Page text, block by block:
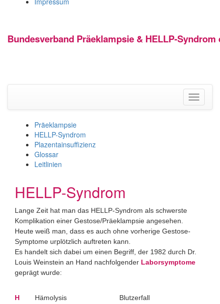
Bundesverband Präeklampsie & HELLP-Syndrom
Toggle
Präeklampsie
HELLP-Syndrom
Plazentainsuffizienz
Glossar
Leitlinien
HELLP-Syndrom
Lange Zeit hat man das HELLP-Syndrom als schwerste
Komplikation einer Gestose/Präeklampsie angesehen.
Heute weiß man, dass es auch ohne vorherige Gestose-
Symptome urplötzlich auftreten kann.
Es handelt sich dabei um einen Begriff, der 1982 durch Dr.
Louis Weinstein an Hand nachfolgender Laborsymptome
geprägt wurde:
H Hämolysis
Blutzerfall